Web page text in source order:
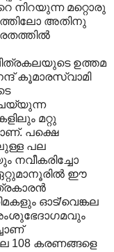
നിറയുന്ന മറ്റൊരു
അതിനു
ഉത്തമ
കൂമാരസ്വാമി
മറ്റു
പക്ഷെ
പല
നവീകരിച്ചോ
ഈ
ഓട്/വെങ്കല
108 കരണങ്ങളെ